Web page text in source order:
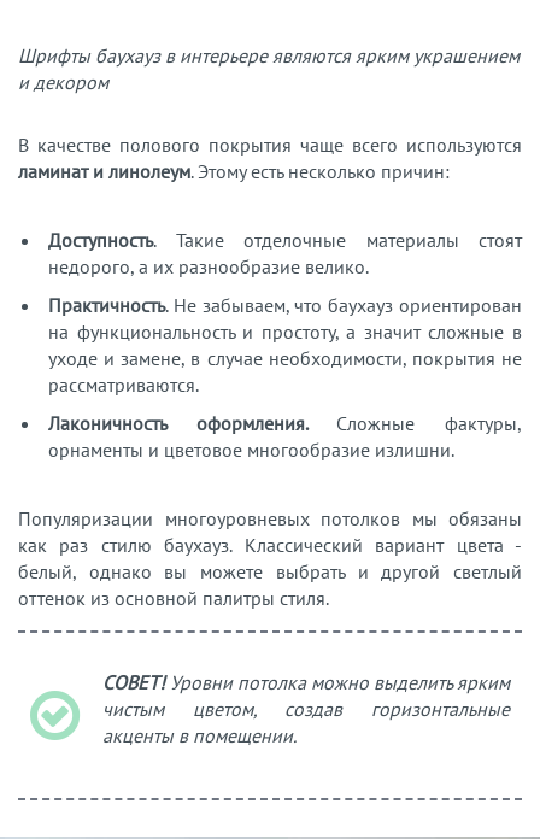
Шрифты баухауз в интерьере являются ярким украшением
и декором
В качестве полового покрытия чаще всего используются
ламинат и линолеум. Этому есть несколько причин:
Доступность. Такие отделочные материалы стоят
недорого, а их разнообразие велико.
Практичность. Не забываем, что баухауз ориентирован
на функциональность и простоту, а значит сложные в
уходе и замене, в случае необходимости, покрытия не
рассматриваются.
Лаконичность оформления. Сложные фактуры,
орнаменты и цветовое многообразие излишни.
Популяризации многоуровневых потолков мы обязаны
как раз стилю баухауз. Классический вариант цвета -
белый, однако вы можете выбрать и другой светлый
оттенок из основной палитры стиля.
СОВЕТ!Уровни потолка можно выделить ярким
чистым цветом, создав горизонтальные
акценты в помещении.